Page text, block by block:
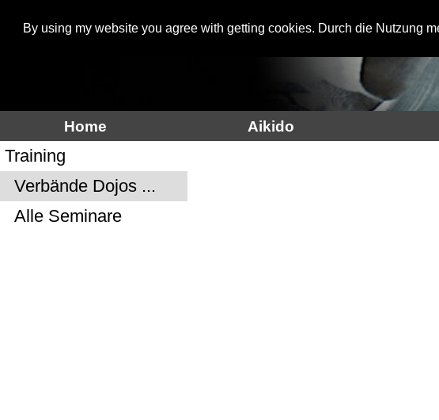
By using my website you agree with getting cookies. Durch die Nutzung
Aikidoinfo
Home Aikido
Training
Verbände Dojos ...
Alle Seminare